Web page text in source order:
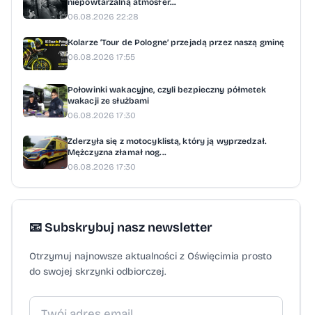
niepowtarzalną atmosfer...
06.08.2026 22:28
Kolarze ‘Tour de Pologne’ przejadą przez naszą gminę
06.08.2026 17:55
Połowinki wakacyjne, czyli bezpieczny półmetek
wakacji ze służbami
06.08.2026 17:30
Zderzyła się z motocyklistą, który ją wyprzedzał.
Mężczyzna złamał nog...
06.08.2026 17:30
📧 Subskrybuj nasz newsletter
Otrzymuj najnowsze aktualności z Oświęcimia prosto
do swojej skrzynki odbiorczej.